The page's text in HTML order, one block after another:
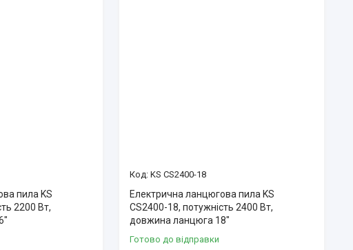
пила KS
2200 Вт,
KS CS2400-18
Електрична ланцюгова пила KS
CS2400-18, потужність 2400 Вт,
довжина ланцюга 18"
Готово до відправки